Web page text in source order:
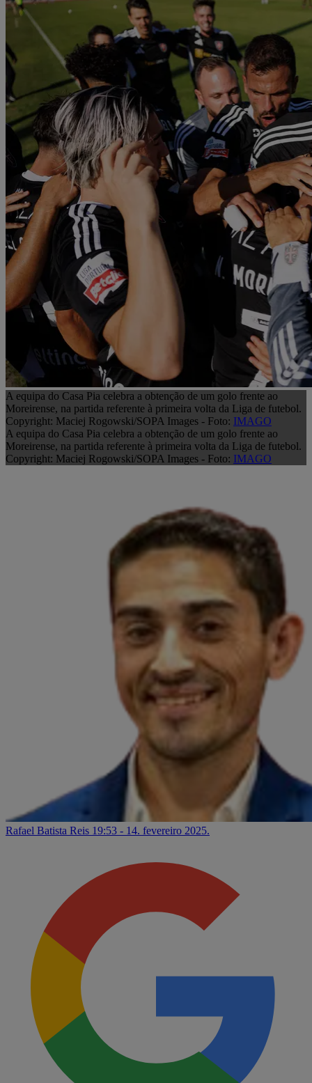
A equipa do Casa Pia celebra a obtenção de um golo frente ao
Moreirense, na partida referente à primeira volta da Liga de futebol.
Copyright: Maciej Rogowski/SOPA Images - Foto: IMAGO
A equipa do Casa Pia celebra a obtenção de um golo frente ao
Moreirense, na partida referente à primeira volta da Liga de futebol.
Copyright: Maciej Rogowski/SOPA Images - Foto: IMAGO
Rafael Batista Reis 19:53 - 14. fevereiro 2025.